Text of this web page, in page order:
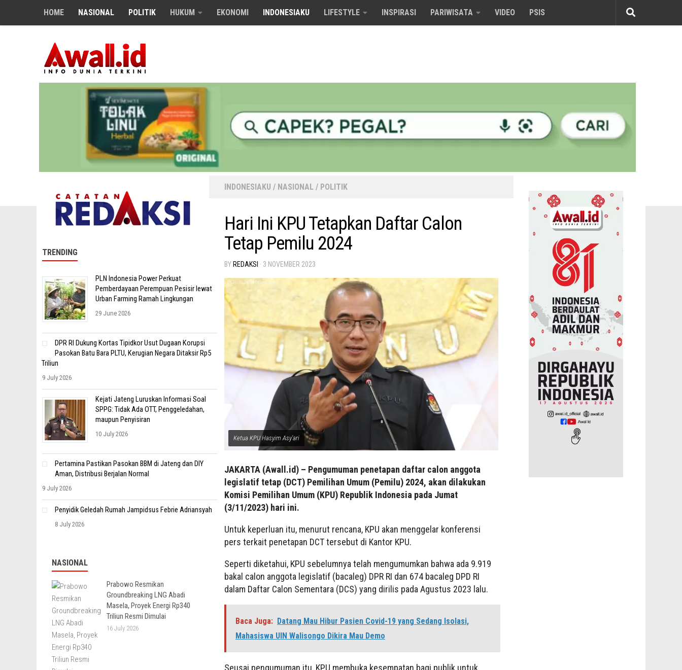
Skip to content
HOME NASIONAL POLITIK HUKUM EKONOMI INDONESIAKU LIFESTYLE INSPIRASI PARIWISATA VIDEO PSIS
INDONESIAKU / NASIONAL / POLITIK
Hari Ini KPU Tetapkan Daftar Calon
Tetap Pemilu 2024
BY REDAKSI · 3 NOVEMBER 2023
Ketua KPU Hasyim Asy'ari
JAKARTA (Awall.id) – Pengumuman penetapan daftar calon anggota
legislatif tetap (DCT) Pemilihan Umum (Pemilu) 2024, akan dilakukan
Komisi Pemilihan Umum (KPU) Republik Indonesia pada Jumat
(3/11/2023) hari ini.
Untuk keperluan itu, menurut rencana, KPU akan menggelar konferensi
pers terkait penetapan DCT tersebut di Kantor KPU.
Seperti diketahui, KPU sebelumnya telah mengumumkan bahwa ada 9.919
bakal calon anggota legislatif (bacaleg) DPR RI dan 674 bacaleg DPD RI
dalam Daftar Calon Sementara (DCS) yang dirilis pada Agustus 2023 lalu.
Baca Juga: Datang Mau Hibur Pasien Covid-19 yang Sedang Isolasi,
Mahasiswa UIN Walisongo Dikira Mau Demo
TRENDING
PLN Indonesia Power Perkuat
Pemberdayaan Perempuan Pesisir lewat
Urban Farming Ramah Lingkungan
29 June 2026
DPR RI Dukung Kortas Tipidkor Usut Dugaan Korupsi
Pasokan Batu Bara PLTU, Kerugian Negara Ditaksir Rp5
Triliun
9 July 2026
Kejati Jateng Luruskan Informasi Soal
SPPG: Tidak Ada OTT, Penggeledahan,
maupun Penyisiran
10 July 2026
Pertamina Pastikan Pasokan BBM di Jateng dan DIY
Aman, Distribusi Berjalan Normal
9 July 2026
Penyidik Geledah Rumah Jampidsus Febrie Adriansyah
8 July 2026
NASIONAL
Prabowo Resmikan
Groundbreaking LNG Abadi
Masela, Proyek Energi Rp340
Triliun Resmi Dimulai
16 July 2026